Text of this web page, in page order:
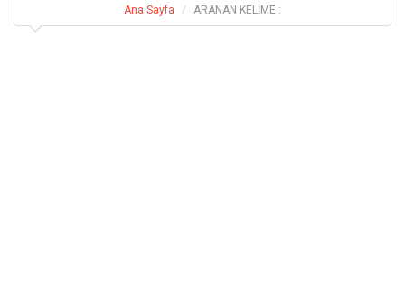
Ana Sayfa ARANAN KELİME :